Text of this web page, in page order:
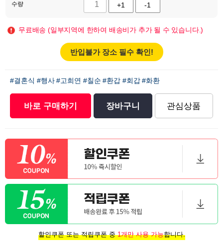
수량 +1 -1
무료배송 (일부지역에 한하여 배송비가 추가 될 수 있습니다.)
반입불가 장소 필수 확인!
#결혼식 #행사 #고희연 #칠순 #환갑 #회갑 #화환
바로 구매하기 장바구니 관심상품
할인쿠폰 또는 적립쿠폰 중1개만 사용 가능합니다.